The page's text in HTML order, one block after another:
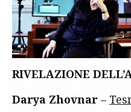
RIVELAZIONE
Darya Zhovnar –